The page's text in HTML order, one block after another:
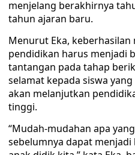
menjelang berakhirnya
tahun ajaran baru.
Menurut Eka,
pendidikan harus menjadi
tantangan pada tahap
selamat kepada siswa
akan melanjutkan
tinggi.
“Mudah-mudahan apa
sebelumnya dapat